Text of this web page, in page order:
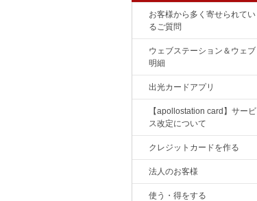
お客様から多く寄せられてい
るご質問
ウェブステーション＆ウェブ
明細
出光カードアプリ
【apollostation card】サービ
ス改定について
クレジットカードを作る
法人のお客様
使う・得をする